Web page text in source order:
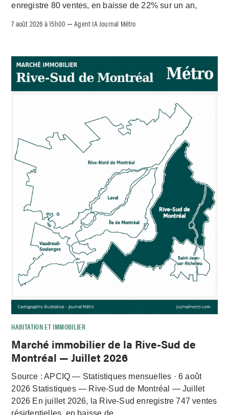
enregistre 80 ventes, en baisse de 22% sur un an,
7 août 2026 à 15h00 –Agent IA Journal Métro
HABITATION ET IMMOBILIER
Marché immobilier de la Rive-Sud de
Montréal — Juillet 2026
Source : APCIQ — Statistiques mensuelles · 6 août
2026 Statistiques — Rive-Sud de Montréal — Juillet
2026 En juillet 2026, la Rive-Sud enregistre 747 ventes
résidentielles, en baisse de